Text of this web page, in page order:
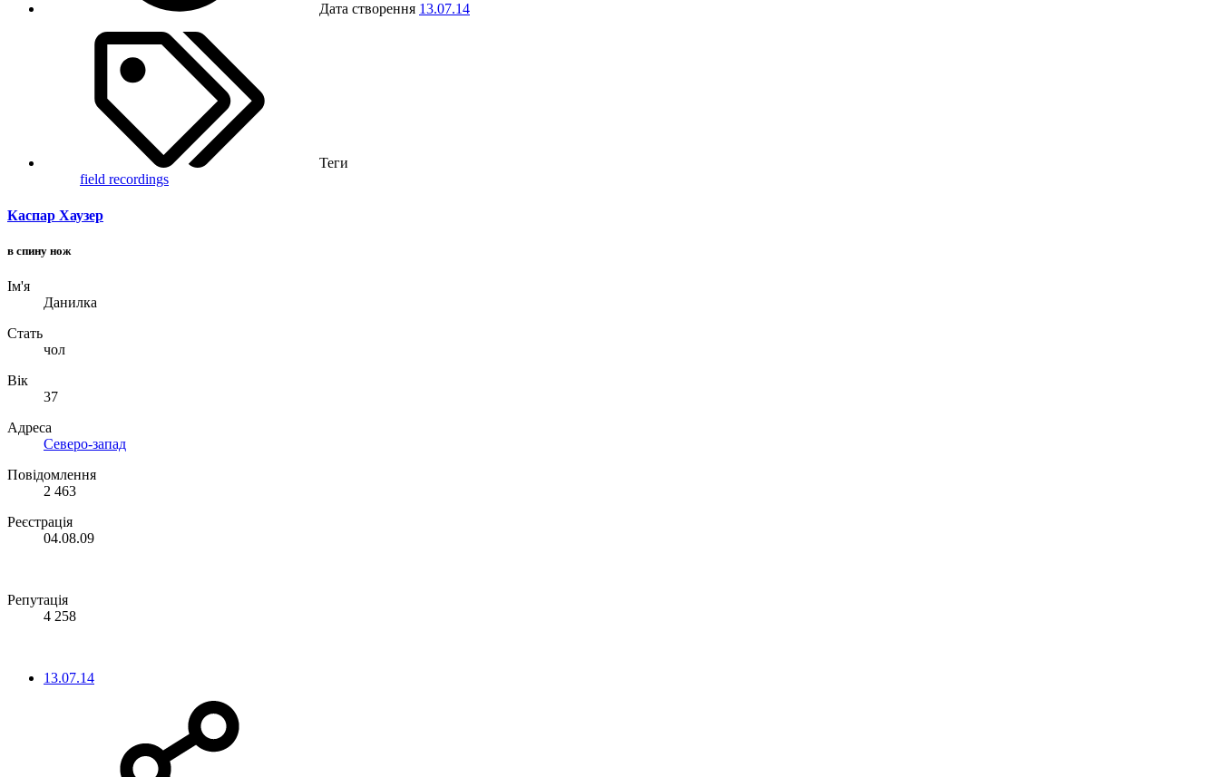
Дата створення 13.07.14
Теги
field recordings
Каспар Хаузер
в спину нож
Ім'я
Данилка
Стать
чол
Вік
37
Адреса
Северо-запад
Повідомлення
2 463
Реєстрація
04.08.09
Репутація
4 258
13.07.14